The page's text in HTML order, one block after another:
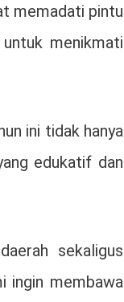
memadati pintu
menikmati
ini tidak hanya
edukatif dan
sekaligus
ingin membawa